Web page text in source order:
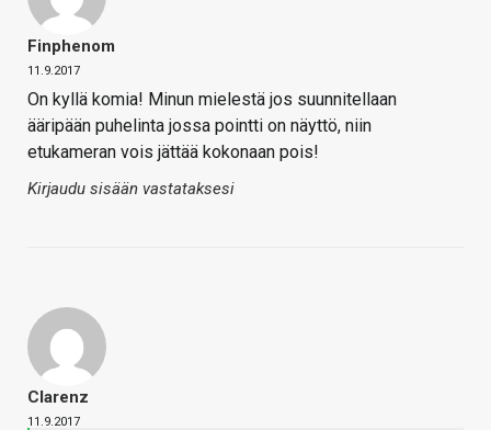
Finphenom
11.9.2017
On kyllä komia! Minun mielestä jos suunnitellaan
ääripään puhelinta jossa pointti on näyttö, niin
etukameran vois jättää kokonaan pois!
Kirjaudu sisään vastataksesi
Clarenz
11.9.2017